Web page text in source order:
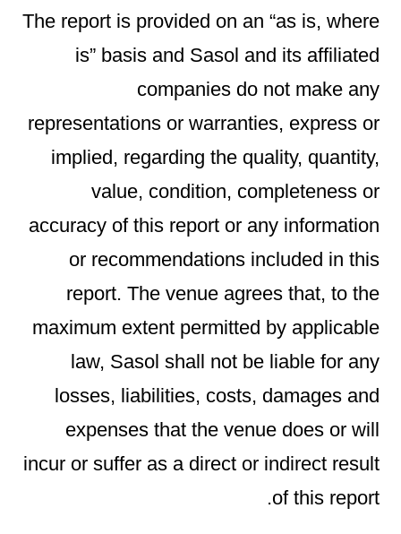
The report is provided on an “as is, where
is” basis and Sasol and its affiliated
companies do not make any
representations or warranties, express or
implied, regarding the quality, quantity,
value, condition, completeness or
accuracy of this report or any information
or recommendations included in this
report. The venue agrees that, to the
maximum extent permitted by applicable
law, Sasol shall not be liable for any
losses, liabilities, costs, damages and
expenses that the venue does or will
incur or suffer as a direct or indirect result
of this report.